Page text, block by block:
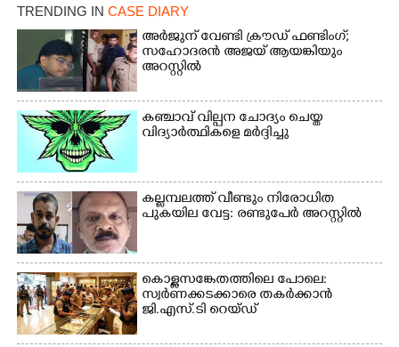
ഓഫീസിനു മുന്നിൽ
കർഷക തൊഴിലാളി
സംയുക്ത സമര സമിതി
സംഘടിപ്പിച്ച ജയിൽ
നിറയ്ക്കൽ സമരത്തിൽ
പങ്കെടുത്തുകൊണ്ട്
മുദ്രാവാക്യം വിളിക്കുന്ന
മുൻ മന്ത്രി എസ്. ശർമ്മ
ബീച്ചിൽ നിന്നുള്ള കാഴ്ച്ച
TRENDING IN CASE DIARY
അർജുന് വേണ്ടി ക്രൗഡ് ഫണ്ടിംഗ്;
സഹോദരൻ അജയ് ആയങ്കിയും
അറസ്റ്റിൽ
കഞ്ചാവ് വില്പന ചോദ്യം ചെയ്ത
വിദ്യാർത്ഥികളെ മർദ്ദിച്ചു
കല്ലമ്പലത്ത് വീണ്ടും നിരോധിത
പുകയില വേട്ട: രണ്ടുപേർ അറസ്റ്റിൽ
കൊള്ളസങ്കേതത്തിലെ പോലെ:
സ്വർണക്കടക്കാരെ തകർക്കാൻ
ജി.എസ്.ടി റെയ്ഡ്